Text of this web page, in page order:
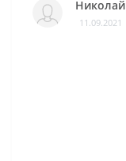
Николай
11.09.2021